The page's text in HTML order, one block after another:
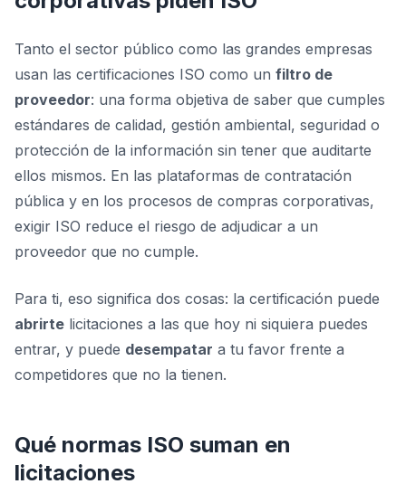
Tanto el sector público como las grandes empresas
usan las certificaciones ISO como un filtro de
proveedor: una forma objetiva de saber que cumples
estándares de calidad, gestión ambiental, seguridad o
protección de la información sin tener que auditarte
ellos mismos. En las plataformas de contratación
pública y en los procesos de compras corporativas,
exigir ISO reduce el riesgo de adjudicar a un
proveedor que no cumple.
Para ti, eso significa dos cosas: la certificación puede
abrirte licitaciones a las que hoy ni siquiera puedes
entrar, y puede desempatar a tu favor frente a
competidores que no la tienen.
Qué normas ISO suman en
licitaciones